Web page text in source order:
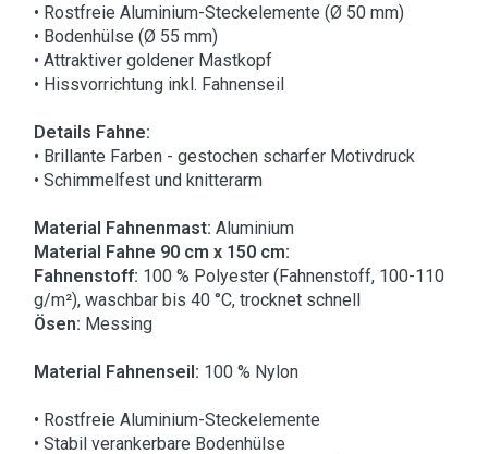
• Rostfreie Aluminium-Steckelemente (Ø 50 mm)
• Bodenhülse (Ø 55 mm)
• Attraktiver goldener Mastkopf
• Hissvorrichtung inkl. Fahnenseil
Details Fahne:
• Brillante Farben - gestochen scharfer Motivdruck
• Schimmelfest und knitterarm
Material Fahnenmast: Aluminium
Material Fahne 90 cm x 150 cm:
Fahnenstoff: 100 % Polyester (Fahnenstoff, 100-110
g/m²), waschbar bis 40 °C, trocknet schnell
Ösen: Messing
Material Fahnenseil: 100 % Nylon
• Rostfreie Aluminium-Steckelemente
• Stabil verankerbare Bodenhülse